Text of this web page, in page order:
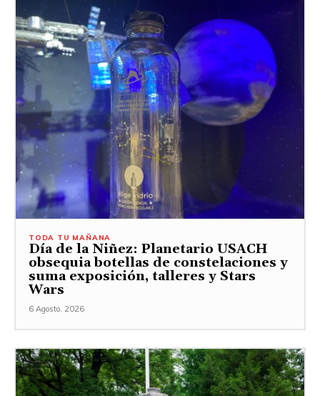
TODA TU MAÑANA
Día de la Niñez: Planetario USACH
obsequia botellas de constelaciones y
suma exposición, talleres y Stars
Wars
6 Agosto, 2026